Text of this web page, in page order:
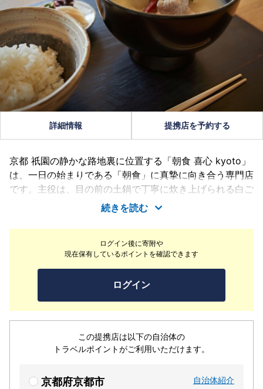
ログイン後に寄附や
現在保有しているポイントを確認できます
ログイン
この提携店は以下の自治体の
トラベルポイントがご利用いただけます。
京都府京都市 自治体紹介
詳細情報 提携店を予約する
京都 祇園の静かな路地裏に位置する「朝食 喜心 kyoto」
は、一日の始まりである「朝食」に真摯に向き合う専門店
です。主役は、目の前の土鍋で丁寧に炊き上げられる白ご
飯。「お米の一生」を味わうというコンセプトのもと、煮
えばなから、蒸らしたての一膳、そして香ばしいお焦げま
で、段階ごとに異なるお米の表情をお楽しみいただけま
す。お供には、季節の野菜をふんだんに使用した選べる汁
物や、向付、一皿の焼き魚など、厳選された旬の食材を添
えて。器や空間にまでこだわった劇場型のしつらえの中
で、五感を研ぎ澄ませて味わう至福のひととき。日常の慌
ただしさを忘れ、心身を整える「日本の朝食」の真髄をぜ
続きを読む